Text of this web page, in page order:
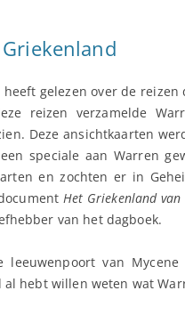
gelezen over de
reizen verzamelde
Deze ansichtkaarten
speciale aan Warren
en zochten er in
Het Griekenland
van het dagboek.
van
hebt willen weten wat